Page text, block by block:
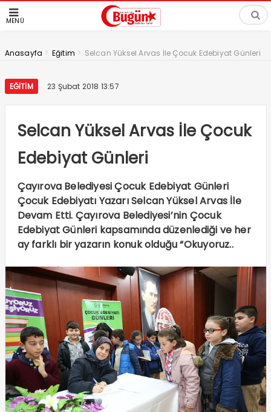
MENÜ
Anasayfa > Eğitim > Selcan Yüksel Arvas İle Çocuk Edebiyat Günleri
EĞITIM 23 Şubat 2018 13:57
Selcan Yüksel Arvas İle Çocuk
Edebiyat Günleri
Çayırova Belediyesi Çocuk Edebiyat Günleri
Çocuk Edebiyatı Yazarı Selcan Yüksel Arvas İle
Devam Etti. Çayırova Belediyesi’nin Çocuk
Edebiyat Günleri kapsamında düzenlediği ve her
ay farklı bir yazarın konuk olduğu “Okuyoruz..